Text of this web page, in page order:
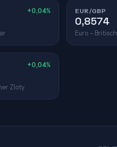
+0,04% EUR/GBP
0,8574
Euro –
+0,04%
Zloty